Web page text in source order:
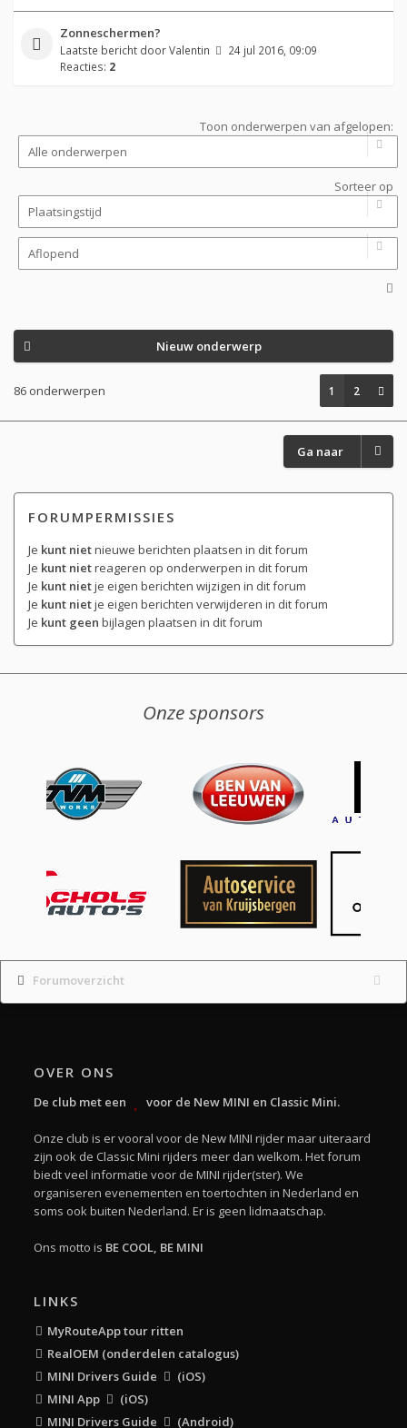
Zonneschermen?
Laatste bericht doorValentin
24 jul 2016, 09:09
Reacties: 2
Toon onderwerpen van afgelopen:
Sorteer op
Nieuw onderwerp
86 onderwerpen 1 2
Ga naar
FORUMPERMISSIES
Je kunt nietnieuwe berichten plaatsen in dit forum
Je kunt nietreageren op onderwerpen in dit forum
Je kunt nietje eigen berichten wijzigen in dit forum
Je kunt nietje eigen berichten verwijderen in dit forum
Je kunt geen bijlagen plaatsen in dit forum
Onze sponsors
Forumoverzicht
OVER ONS
De club met een voor de New MINI en Classic Mini.
Onze club is er vooral voor de New MINI rijder maar uiteraard
zijn ook de Classic Mini rijders meer dan welkom. Het forum
biedt veel informatie voor de MINI rijder(ster). We
organiseren evenementen en toertochten in Nederland en
soms ook buiten Nederland. Er is geen lidmaatschap.
Ons motto is BE COOL, BE MINI
LINKS
MyRouteApp tour ritten
RealOEM (onderdelen catalogus)
MINI Drivers Guide
(iOS)
MINI App
(iOS)
MINI Drivers Guide
(Android)